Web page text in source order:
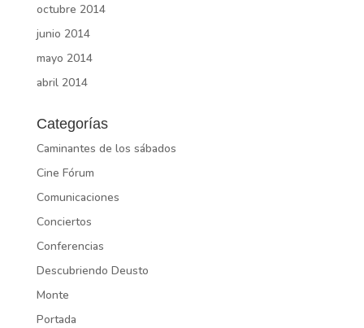
octubre 2014
junio 2014
mayo 2014
abril 2014
Categorías
Caminantes de los sábados
Cine Fórum
Comunicaciones
Conciertos
Conferencias
Descubriendo Deusto
Monte
Portada